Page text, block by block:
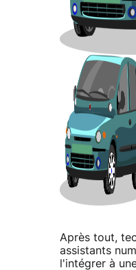
Après tout,
assistants
l'intégrer à